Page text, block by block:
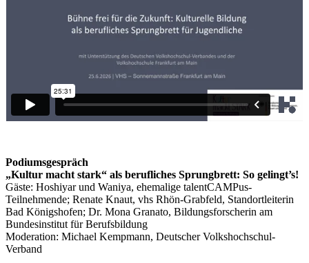
Podiumsgespräch
„Kultur macht stark“ als berufliches Sprungbrett: So gelingt’s!
Gäste: Hoshiyar und Waniya, ehemalige talentCAMPus-
Teilnehmende; Renate Knaut, vhs Rhön-Grabfeld, Standortleiterin
Bad Königshofen; Dr. Mona Granato, Bildungsforscherin am
Bundesinstitut für Berufsbildung
Moderation: Michael Kempmann, Deutscher Volkshochschul-
Verband